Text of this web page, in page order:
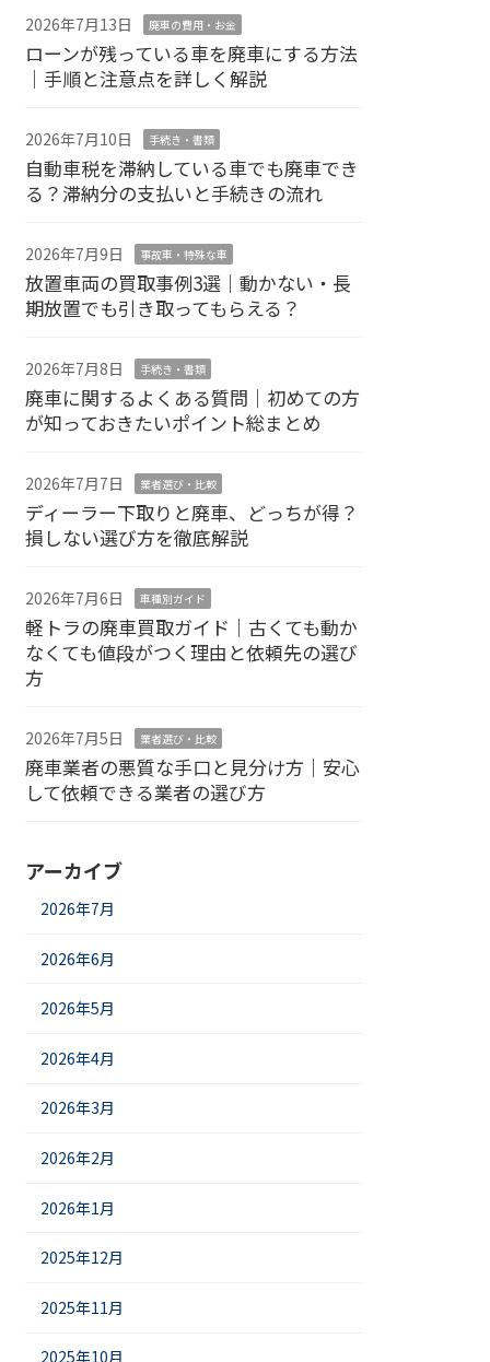
2026年7月13日 廃車の費用・お金
ローンが残っている車を廃車にする方法
｜手順と注意点を詳しく解説
2026年7月10日 手続き・書類
自動車税を滞納している車でも廃車でき
る？滞納分の支払いと手続きの流れ
2026年7月9日 事故車・特殊な車
放置車両の買取事例3選｜動かない・長
期放置でも引き取ってもらえる？
2026年7月8日 手続き・書類
廃車に関するよくある質問｜初めての方
が知っておきたいポイント総まとめ
2026年7月7日 業者選び・比較
ディーラー下取りと廃車、どっちが得？
損しない選び方を徹底解説
2026年7月6日 車種別ガイド
軽トラの廃車買取ガイド｜古くても動か
なくても値段がつく理由と依頼先の選び
方
2026年7月5日 業者選び・比較
廃車業者の悪質な手口と見分け方｜安心
して依頼できる業者の選び方
アーカイブ
2026年7月
2026年6月
2026年5月
2026年4月
2026年3月
2026年2月
2026年1月
2025年12月
2025年11月
2025年10月